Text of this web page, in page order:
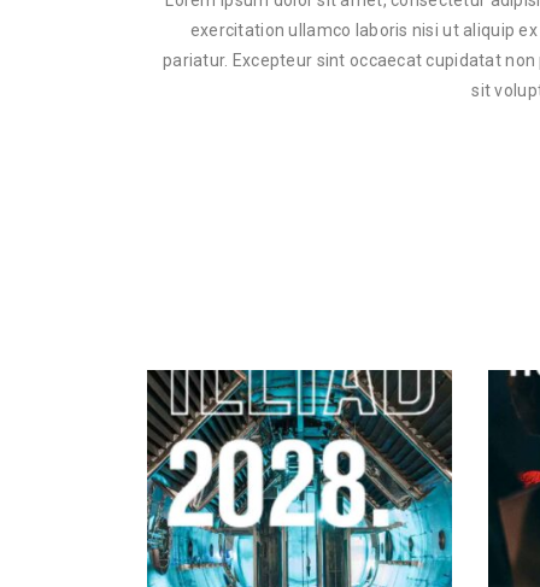
exercitation ullamco laboris nisi ut aliquip
pariatur. Excepteur sint occaecat cupidatat
sit
$28.00